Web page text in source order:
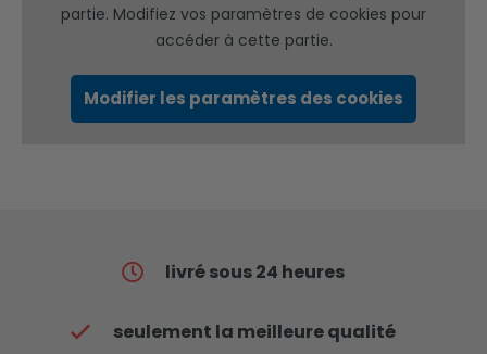
partie. Modifiez vos paramètres de cookies pour
accéder à cette partie.
Modifier les paramètres des cookies
livré sous 24 heures
seulement la meilleure qualité